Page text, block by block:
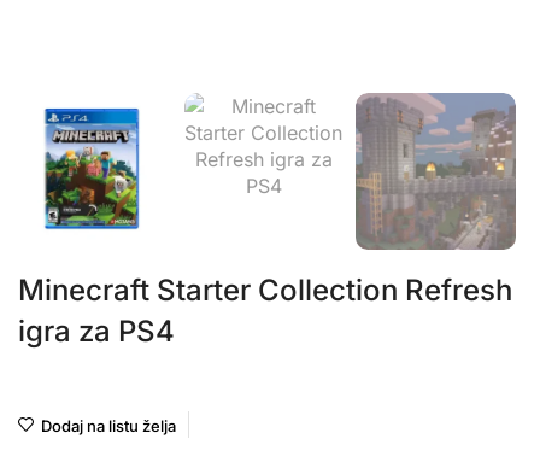
Minecraft Starter Collection Refresh
igra za PS4
Dodaj na listu želja